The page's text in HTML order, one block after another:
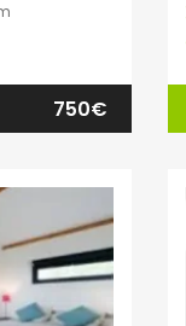
750€